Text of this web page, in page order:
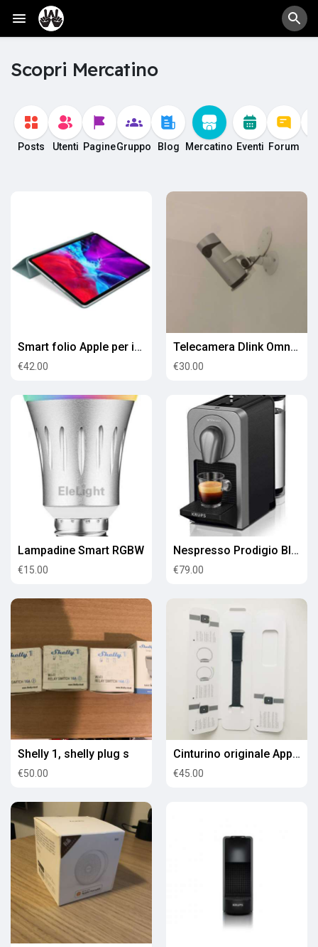
Scopri Mercatino
Posts Utenti PagineGruppo Blog Mercatino Eventi Forum
Smart folio Apple per iPad Pro 12.9" 3a e 4a gen
€42.00
Telecamera Dlink Omna 180
€30.00
Lampadine Smart RGBW
€15.00
Nespresso Prodigio Bluetooth
€79.00
Shelly 1, shelly plug s
€50.00
Cinturino originale Apple - mod. sport loop 44mm
€45.00